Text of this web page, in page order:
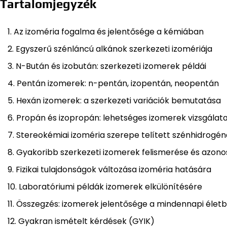
Tartalomjegyzék
Az izoméria fogalma és jelentősége a kémiában
Egyszerű szénláncú alkánok szerkezeti izomériája
N-Bután és izobután: szerkezeti izomerek példái
Pentán izomerek: n-pentán, izopentán, neopentán
Hexán izomerek: a szerkezeti variációk bemutatása
Propán és izopropán: lehetséges izomerek
Stereokémiai izoméria szerepe telített
Gyakoribb szerkezeti izomerek felismerése és
Fizikai tulajdonságok változása izoméria hatására
Laboratóriumi példák izomerek elkülönítésére
Összegzés: izomerek jelentősége a mindennapi
Gyakran ismételt kérdések (GYIK)